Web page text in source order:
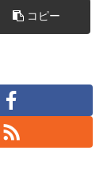
コピー